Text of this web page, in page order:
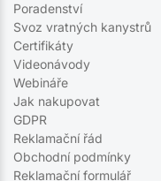
Poradenství
Svoz vratných kanystrů
Certifikáty
Videonávody
Webináře
Jak nakupovat
GDPR
Reklamační řád
Obchodní podmínky
Reklamační formulář